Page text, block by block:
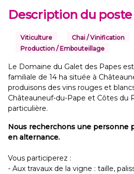
Description du poste
Viticulture
Chai / Vinification
Production / Embouteillage
Le Domaine du Galet des Papes
familiale de 14 ha située à
produisons des vins rouges et
Châteauneuf-du-Pape et Côtes du
particulière.
Nous recherchons une personne
en alternance.
Vous participerez :
- Aux travaux de la vigne : taille,